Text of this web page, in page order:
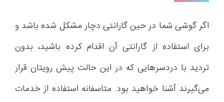
اگر گوشی شما در حین گارانتی دچار مشکل شده باشد و
برای استفاده از گارانتی آن اقدام کرده باشید، بدون
تردید با دردسرهایی که در این حالت پیش رویتان قرار
می‌گیرند آشنا خواهید بود. متاسفانه استفاده از خدمات